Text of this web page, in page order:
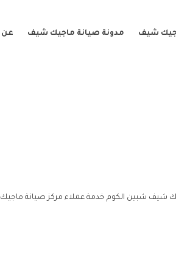
شيف مدونة صيانة ماجيك شيف عن
شيف شبين الكوم خدمة عملاء مركز صيانة